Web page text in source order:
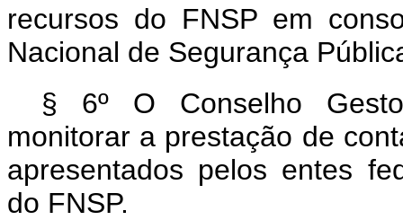
recursos do FNSP em
Nacional de Segurança
§ 6º O Conselho
monitorar a prestação de
apresentados pelos entes
do FNSP.